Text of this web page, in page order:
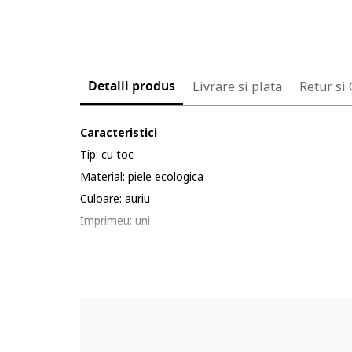
Detalii produs Livrare si plata Retur si
Caracteristici
Tip: cu toc
Material: piele ecologica
Culoare: auriu
Imprimeu: uni